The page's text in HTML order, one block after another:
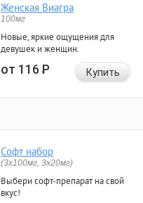
Женская Виагра
100мг
Новые, яркие ощущения для
девушек и женщин.
от 116Р Купить
Софт набор
(3x100мг, 3x20мг)
Выбери софт-препарат на свой
вкус!